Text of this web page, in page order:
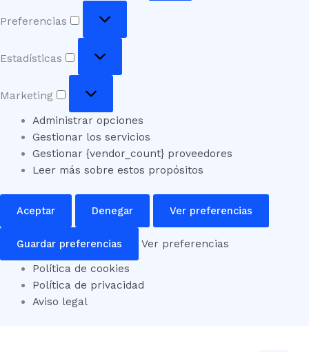
Preferencias
Estadísticas
Marketing
Administrar opciones
Gestionar los servicios
Gestionar {vendor_count} proveedores
Leer más sobre estos propósitos
Aceptar Denegar Ver preferencias
Guardar preferencias
Ver preferencias
Política de cookies
Política de privacidad
Aviso legal